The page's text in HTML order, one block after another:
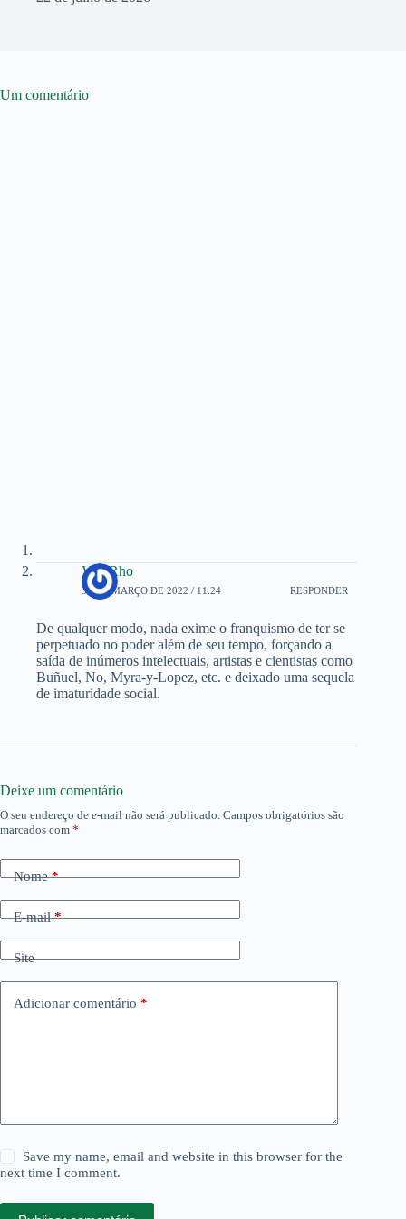
Um comentário
Von Rho
30 DE MARÇO DE 2022 / 11:24 RESPONDER
De qualquer modo, nada exime o franquismo de ter se
perpetuado no poder além de seu tempo, forçando a
saída de inúmeros intelectuais, artistas e cientistas como
Buñuel, No, Myra-y-Lopez, etc. e deixado uma sequela
de imaturidade social.
Deixe um comentário
O seu endereço de e-mail não será publicado. Campos obrigatórios são
marcados com *
Nome*
E-mail*
Site
Adicionar comentário *
Save my name, email and website in this browser for the
next time I comment.